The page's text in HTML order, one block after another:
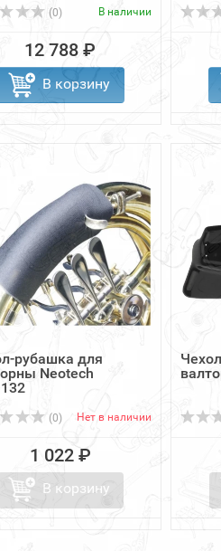
(0) В наличии
12 788 ₽
В корзину
рубашка для
Neotech
(0) Нет в наличии
1 022 ₽
В корзину